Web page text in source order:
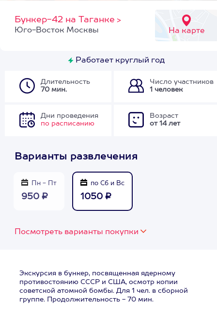
Бункер-42 на Таганке >
На карте
Юго-Восток Москвы
Работает круглый год
Длительность
70 мин.
Число участников
1 человек
Дни проведения
по расписанию
Возраст
от 14 лет
Варианты развлечения
Пн - Пт
950 ₽
по Сб и Вс
1050 ₽
Посмотреть варианты покупки
Экскурсия в бункер, посвященная ядерному
противостоянию СССР и США, осмотр копии
советской атомной бомбы. Для 1 чел. в сборной
группе. Продолжительность - 70 мин.